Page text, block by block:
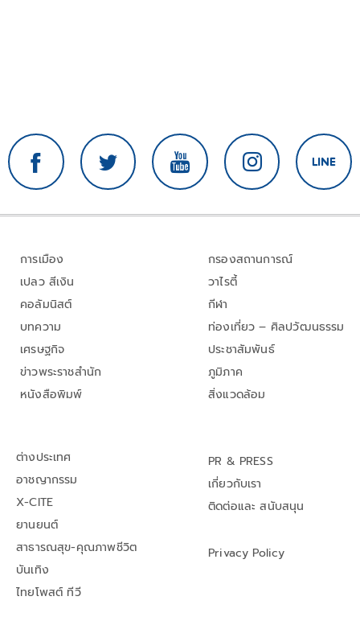
การเมือง
เปลว สีเงิน
คอลัมนิสต์
บทความ
เศรษฐกิจ
ข่าวพระราชสำนัก
หนังสือพิมพ์
กรองสถานการณ์
วาไรตี้
กีฬา
ท่องเที่ยว – ศิลปวัฒนธรรม
ประชาสัมพันธ์
ภูมิภาค
สิ่งแวดล้อม
ต่างประเทศ
อาชญากรรม
X-CITE
ยานยนต์
สาธารณสุข-คุณภาพชีวิต
บันเทิง
ไทยโพสต์ ทีวี
PR & PRESS
เกี่ยวกับเรา
ติดต่อและ สนับสนุน
Privacy Policy